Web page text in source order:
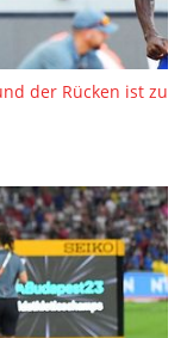
der Rücken ist zu